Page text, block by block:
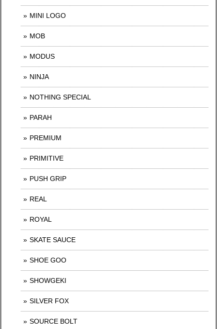
MINI LOGO
MOB
MODUS
NINJA
NOTHING SPECIAL
PARAH
PREMIUM
PRIMITIVE
PUSH GRIP
REAL
ROYAL
SKATE SAUCE
SHOE GOO
SHOWGEKI
SILVER FOX
SOURCE BOLT